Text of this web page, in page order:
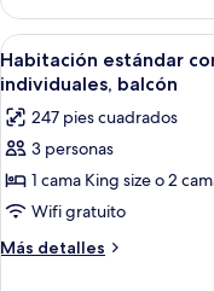
individual
Confort,
balcón
Abrir
todas
las
fotos
de
Habitación
estándar
con
7
Habitación estándar
individuales, balcón
247 pies cuadrados
3 personas
1 cama King size o 2
Wifi gratuito
Más detalles
Más